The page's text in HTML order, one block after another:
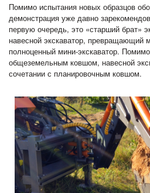
Помимо испытания новых образцов
демонстрация уже давно
первую очередь, это «старший брат»
навесной экскаватор, превращающий
полноценный мини-экскаватор.
общеземельным ковшом, навесной
сочетании с планировочным ковшом.